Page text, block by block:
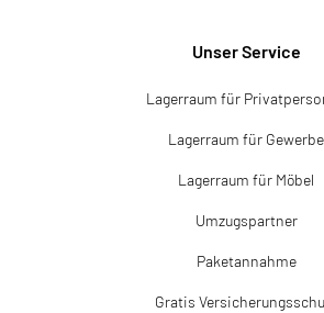
Unser Service
Lagerraum für
Lagerraum für Gewerbe
Lagerraum für Möbel
Umzugspartner
Paketannahme
Gratis